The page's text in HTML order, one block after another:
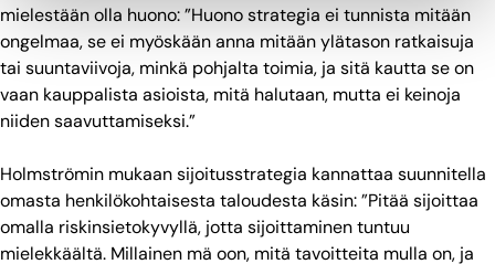
mielestään olla huono: ”Huono strategia ei tunnista mitään
ongelmaa, se ei myöskään anna mitään ylätason ratkaisuja
tai suuntaviivoja, minkä pohjalta toimia, ja sitä kautta se on
vaan kauppalista asioista, mitä halutaan, mutta ei keinoja
niiden saavuttamiseksi.”
Holmströmin mukaan sijoitusstrategia kannattaa suunnitella
omasta henkilökohtaisesta taloudesta käsin: ”Pitää sijoittaa
omalla riskinsietokyvyllä, jotta sijoittaminen tuntuu
mielekkäältä. Millainen mä oon, mitä tavoitteita mulla on, ja